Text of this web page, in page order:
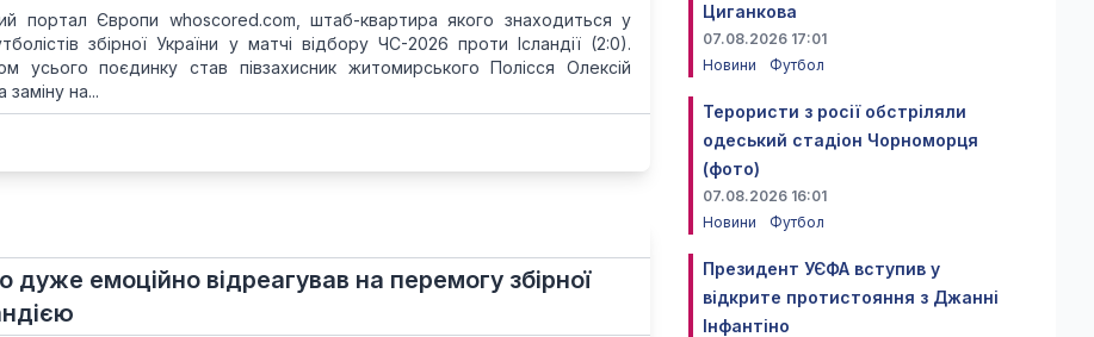
портал Європи whoscored.com, штаб-квартира якого знаходиться у
збірної України у матчі відбору ЧС-2026 проти Ісландії (2:0).
усього поєдинку став півзахисник житомирського Полісся Олексій
на...
дуже емоційно відреагував на перемогу збірної
Циганкова
07.08.2026 17:01
Новини
Футбол
Терористи з росії обстріляли
одеський стадіон Чорноморця
(фото)
07.08.2026 16:01
Новини
Футбол
Президент УЄФА вступив у
відкрите протистояння з Джанні
Інфантіно